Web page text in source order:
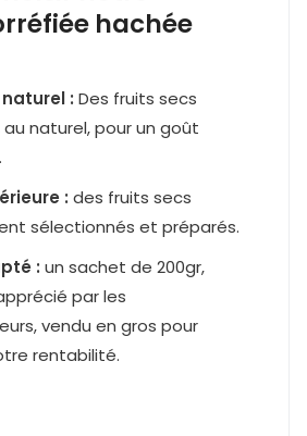
hachée
: Des fruits secs
naturel, pour un goût
: des fruits secs
sélectionnés et préparés.
: un sachet de 200gr,
par les
vendu en gros pour
rentabilité.